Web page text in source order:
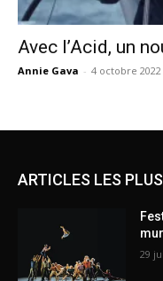
Avec l’Acid, un
Annie Gava - 4 octobre 2022
ARTICLES LES
29